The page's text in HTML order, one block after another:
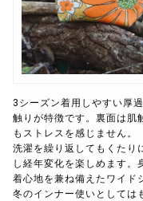
3シーズン着用しやすい厚
触りが特徴です。 裏面は肌
もストレスを感じません。
洗濯を繰り返してもくたり
し経年変化を楽しめます。
着心地を兼ね備えたワイド
冬のインナー使いとしては